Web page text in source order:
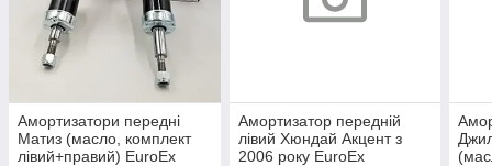
Амортизатори передні
Матиз (масло, комплект
лівий+правий) EuroEx
Амортизатор передній
лівий Хюндай Акцент з
2006 року EuroEx